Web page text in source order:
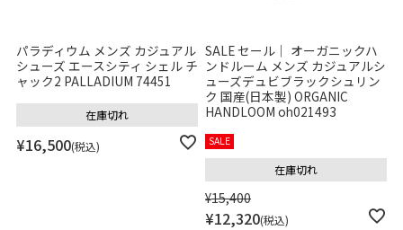
パラディウム メンズ カジュアル
シューズ エースシティ シェル チ
ャック2 PALLADIUM 74451
¥16,500 税込
在庫切れ
SALE セール｜ オーガニックハ
ンドルーム メンズ カジュアルシ
ューズデュビブラックシュリン
ク 国産(日本製) ORGANIC
HANDLOOM oh021493
SALE
¥15,400
¥12,320 税込
在庫切れ